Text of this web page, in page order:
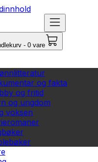
- 0 vare
og fakta
og fritid
og ungdom
voksen